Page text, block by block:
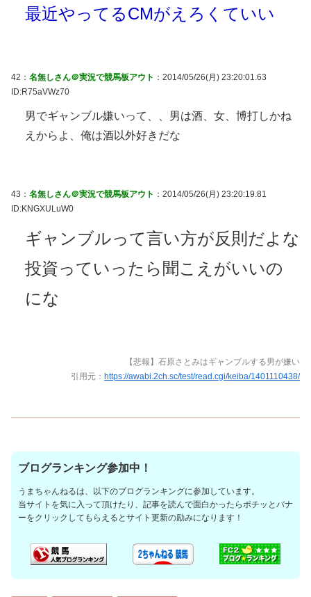
最近やってるCMがえろくていい
42： 名無しさん＠実況で競馬板アウト ：2014/05/26(月) 23:20:01.63
ID:R75aVWz70
男でギャンブル嫌いって、、男は酒、女、博打しかね
えからよ、俺は酒以外好きだな
43： 名無しさん＠実況で競馬板アウト ：2014/05/26(月) 23:20:19.81
ID:KNGXULuW0
ギャンブルって言い方が反則だよな
投資っていったら聞こえがいいの
にな
【悲報】石原さとみはギャンブルする男が嫌い
引用元： https://awabi.2ch.sc/test/read.cgi/keiba/1401110438/
ブログランキング参加中！
うまちゃんねるは、以下のブログランキングに参加しています。
当サイトを気に入って頂けたり、記事を読んで面白かったらポチッとバナ
ーをクリックしてもらえるとサイト更新の励みになります！